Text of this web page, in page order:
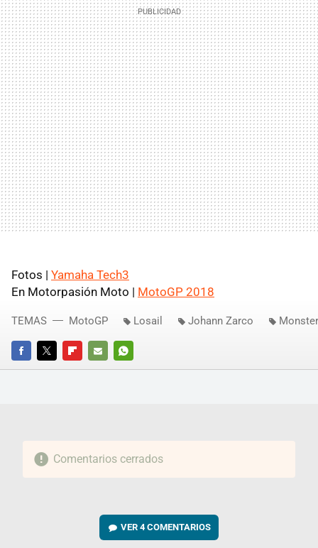
Fotos | Yamaha Tech3
En Motorpasión Moto | MotoGP 2018
FACEBOOKTWITTERFLIPBOARD
E-
WHATSAPP
TEMAS MotoGP Losail Johann Zarco
Comentarios cerrados
VER4 COMENTARIOS